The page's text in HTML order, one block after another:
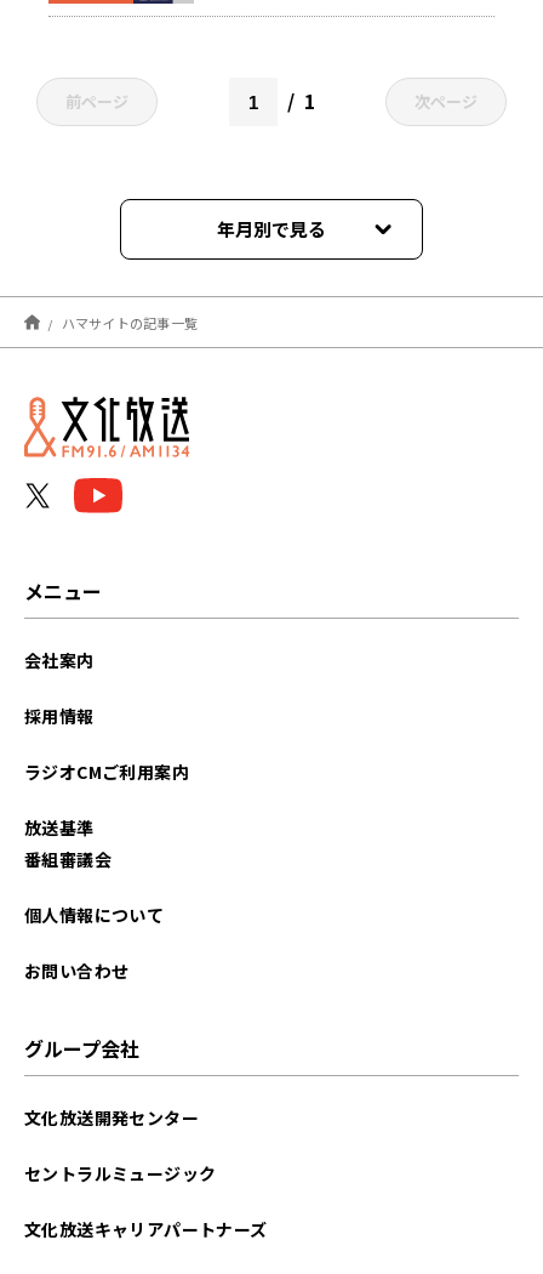
前ページ 1 次ページ
年月別で見る
2025年08月
2025年07月
2024年07月
ハマサイトの記事一覧
メニュー
会社案内
採用情報
ラジオCMご利用案内
放送基準
番組審議会
個人情報について
お問い合わせ
グループ会社
文化放送開発センター
セントラルミュージック
文化放送キャリアパートナーズ